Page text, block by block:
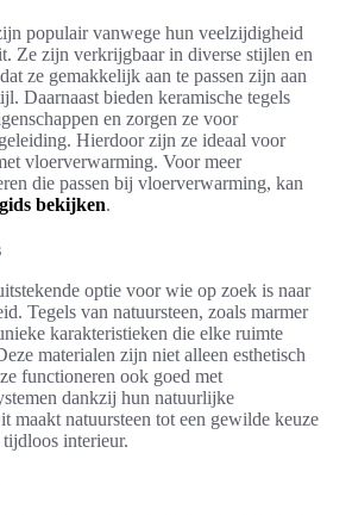
populair vanwege hun veelzijdigheid
Ze zijn verkrijgbaar in diverse stijlen en
ze gemakkelijk aan te passen zijn aan
Daarnaast bieden keramische tegels
en zorgen ze voor
Hierdoor zijn ze ideaal voor
vloerverwarming. Voor meer
die passen bij vloerverwarming, kan
bekijken.
optie voor wie op zoek is naar
Tegels van natuursteen, zoals marmer
karakteristieken die elke ruimte
materialen zijn niet alleen esthetisch
functioneren ook goed met
dankzij hun natuurlijke
maakt natuursteen tot een gewilde keuze
interieur.